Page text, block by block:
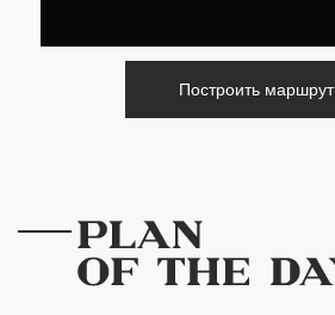
Построить маршрут